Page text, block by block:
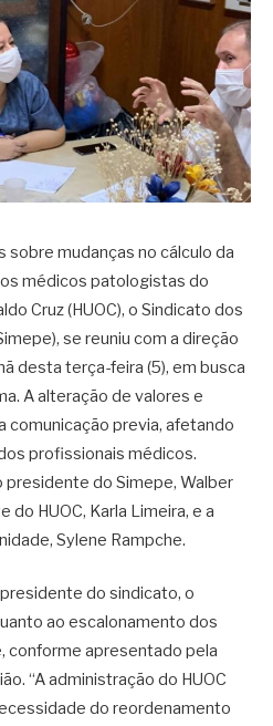
mudanças no cálculo da
médicos patologistas do
Cruz (HUOC), o Sindicato dos
se reuniu com a direção
desta terça-feira (5), em busca
A alteração de valores e
comunicação previa, afetando
profissionais médicos.
do Simepe, Walber
HUOC, Karla Limeira, e a
Sylene Rampche.
do sindicato, o
ao escalonamento dos
conforme apresentado pela
“A administração do HUOC
do reordenamento